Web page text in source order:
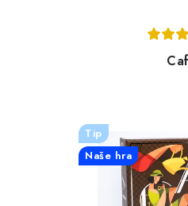
Tip
Naše hra